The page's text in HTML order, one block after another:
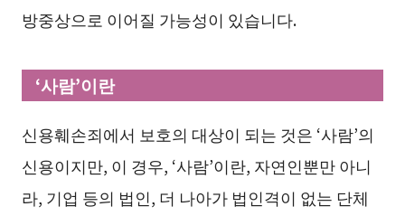
방중상으로 이어질 가능성이 있습니다.
‘사람’이란
신용훼손죄에서 보호의 대상이 되는 것은 ‘사람’의
신용이지만, 이 경우, ‘사람’이란, 자연인뿐만 아니
라, 기업 등의 법인, 더 나아가 법인격이 없는 단체